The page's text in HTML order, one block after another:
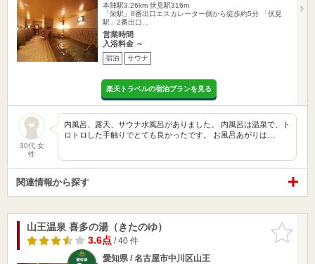
本陣駅3.26km 伏見駅316m
「栄駅」8番出口エスカレーター側から徒歩約5分 「伏見
駅」2番出口…
営業時間
入浴料金 ～
宿泊 サウナ
楽天トラベルの宿泊プランを見る
30代 女
性
内風呂、露天、サウナ水風呂がありました。 内風呂は温泉で、ト
ロトロした手触りでとても良かったです。 お風呂あがりは…
関連情報から探す
お気に入
りに追加
山王温泉 喜多の湯（きたのゆ）
3.6点/ 40 件
愛知県 / 名古屋市中川区山王